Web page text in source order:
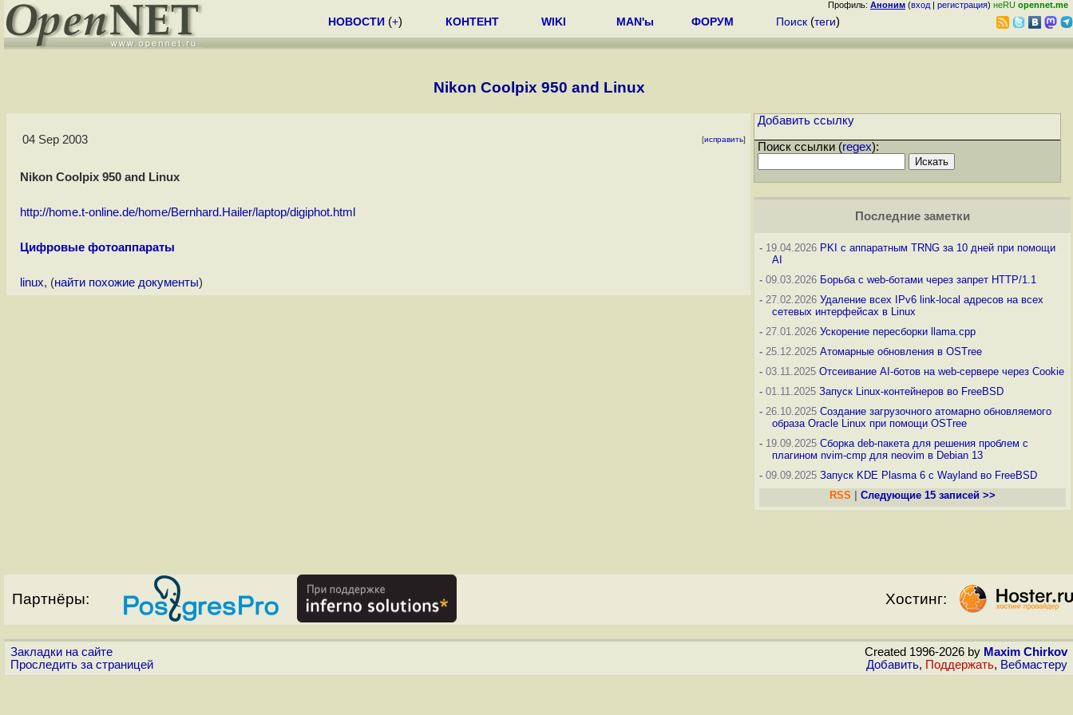
Профиль: Аноним (вход | регистрация) неRU opennet.me
НОВОСТИ (+) КОНТЕНТ WIKI MAN'ы ФОРУМ Поиск (теги)
Nikon Coolpix 950 and Linux
04 Sep 2003 [исправить]
Nikon Coolpix 950 and Linux
http://home.t-online.de/home/Bernhard.Hailer/laptop/digiphot.html
Цифровые фотоаппараты
linux, (найти похожие документы)
Добавить ссылку
Поиск ссылки (regex):
Последние заметки
- 19.04.2026 PKI с аппаратным TRNG за 10 дней при помощи
AI
- 09.03.2026 Борьба с web-ботами через запрет HTTP/1.1
- 27.02.2026 Удаление всех IPv6 link-local адресов на всех
сетевых интерфейсах в Linux
- 27.01.2026 Ускорение пересборки llama.cpp
- 25.12.2025 Атомарные обновления в OSTree
- 03.11.2025 Отсеивание AI-ботов на web-сервере через Cookie
- 01.11.2025 Запуск Linux-контейнеров во FreeBSD
- 26.10.2025 Создание загрузочного атомарно обновляемого
образа Oracle Linux при помощи OSTree
- 19.09.2025 Сборка deb-пакета для решения проблем с
плагином nvim-cmp для neovim в Debian 13
- 09.09.2025 Запуск KDE Plasma 6 с Wayland во FreeBSD
RSS
Следующие 15 записей >>
Партнёры: Хостинг:
Закладки на сайте
Проследить за страницей
Created 1996-2026 by Maxim Chirkov
Добавить, Поддержать, Вебмастеру